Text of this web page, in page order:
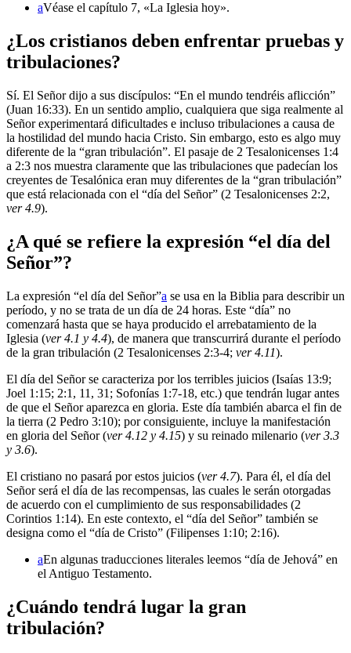
aVéase el capítulo 7, «La Iglesia hoy».
¿Los cristianos deben enfrentar pruebas y
tribulaciones?
Sí. El Señor dijo a sus discípulos: “En el mundo tendréis aflicción”
(Juan 16:33). En un sentido amplio, cualquiera que siga realmente al
Señor experimentará dificultades e incluso tribulaciones a causa de
la hostilidad del mundo hacia Cristo. Sin embargo, esto es algo muy
diferente de la “gran tribulación”. El pasaje de 2 Tesalonicenses 1:4
a 2:3 nos muestra claramente que las tribulaciones que padecían los
creyentes de Tesalónica eran muy diferentes de la “gran tribulación”
que está relacionada con el “día del Señor” (2 Tesalonicenses 2:2,
ver 4.9).
¿A qué se refiere la expresión “el día del
Señor”?
La expresión “el día del Señor”a se usa en la Biblia para describir un
período, y no se trata de un día de 24 horas. Este “día” no
comenzará hasta que se haya producido el arrebatamiento de la
Iglesia (ver 4.1 y 4.4), de manera que transcurrirá durante el período
de la gran tribulación (2 Tesalonicenses 2:3-4; ver 4.11).
El día del Señor se caracteriza por los terribles juicios (Isaías 13:9;
Joel 1:15; 2:1, 11, 31; Sofonías 1:7-18, etc.) que tendrán lugar antes
de que el Señor aparezca en gloria. Este día también abarca el fin de
la tierra (2 Pedro 3:10); por consiguiente, incluye la manifestación
en gloria del Señor (ver 4.12 y 4.15) y su reinado milenario (ver 3.3
y 3.6).
El cristiano no pasará por estos juicios (ver 4.7). Para él, el día del
Señor será el día de las recompensas, las cuales le serán otorgadas
de acuerdo con el cumplimiento de sus responsabilidades (2
Corintios 1:14). En este contexto, el “día del Señor” también se
designa como el “día de Cristo” (Filipenses 1:10; 2:16).
aEn algunas traducciones literales leemos “día de Jehová” en
el Antiguo Testamento.
¿Cuándo tendrá lugar la gran
tribulación?